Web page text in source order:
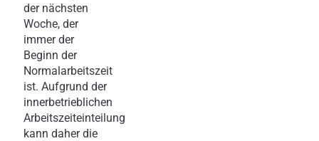
der nächsten
Woche, der
immer der
Beginn der
Normalarbeitszeit
ist. Aufgrund der
innerbetrieblichen
Arbeitszeiteinteilung
kann daher die